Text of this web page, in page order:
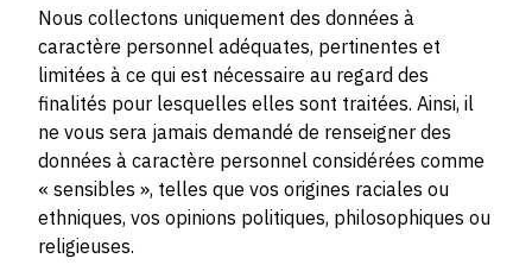
Nous collectons uniquement des données à
caractère personnel adéquates, pertinentes et
limitées à ce qui est nécessaire au regard des
finalités pour lesquelles elles sont traitées. Ainsi, il
ne vous sera jamais demandé de renseigner des
données à caractère personnel considérées comme
« sensibles », telles que vos origines raciales ou
ethniques, vos opinions politiques, philosophiques ou
religieuses.